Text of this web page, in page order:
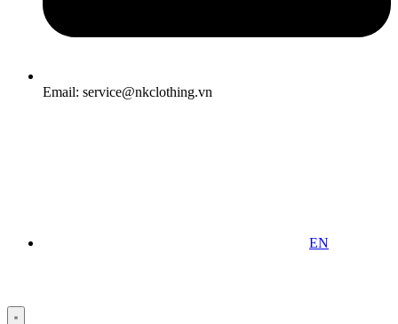
Email: service@nkclothing.vn
EN